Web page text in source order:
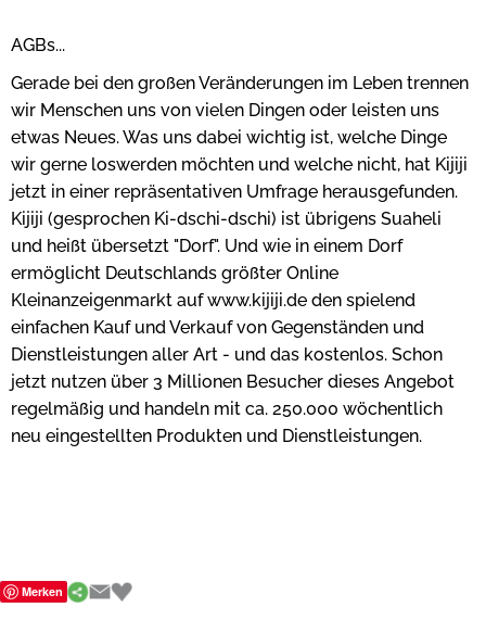
AGBs...
Gerade bei den großen Veränderungen im Leben trennen
wir Menschen uns von vielen Dingen oder leisten uns
etwas Neues. Was uns dabei wichtig ist, welche Dinge
wir gerne loswerden möchten und welche nicht, hat Kijiji
jetzt in einer repräsentativen Umfrage herausgefunden.
Kijiji (gesprochen Ki-dschi-dschi) ist übrigens Suaheli
und heißt übersetzt "Dorf". Und wie in einem Dorf
ermöglicht Deutschlands größter Online
Kleinanzeigenmarkt auf www.kijiji.de den spielend
einfachen Kauf und Verkauf von Gegenständen und
Dienstleistungen aller Art - und das kostenlos. Schon
jetzt nutzen über 3 Millionen Besucher dieses Angebot
regelmäßig und handeln mit ca. 250.000 wöchentlich
neu eingestellten Produkten und Dienstleistungen.
Merken